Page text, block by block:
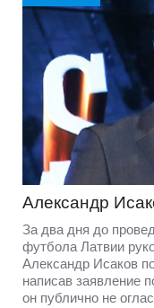
Александр
За два дня до
футбола Латвии
Александр Исаков
написав заявление
он публично не